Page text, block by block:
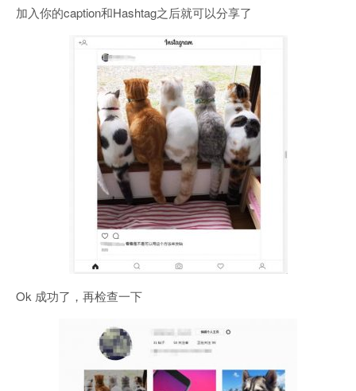
加入你的caption和Hashtag之后就可以分享了
Ok 成功了，再检查一下